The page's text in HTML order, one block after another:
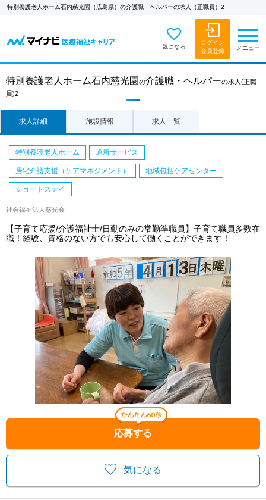
特別養護老人ホーム石内慈光園（広島県）の介護職・ヘルパーの求人（正職員）2
気になる
ログイン
会員登録
メニュー
特別養護老人ホーム石内慈光園 の介護職・ヘルパーの求人 (正職
員)2
求人詳細 施設情報 求人一覧
気になる
応募する
特別養護老人ホーム 通所サービス
居宅介護支援（ケアマネジメント） 地域包括ケアセンター
ショートステイ
社会福祉法人慈光会
【子育て応援/介護福祉士/日勤のみの常勤準職員】子育て職員多数在
職！経験、資格のない方でも安心して働くことができます！